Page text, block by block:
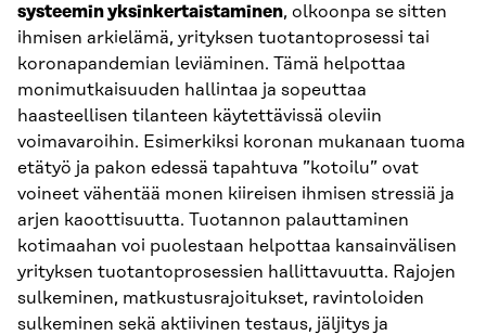
systeemin yksinkertaistaminen, olkoonpa se sitten
ihmisen arkielämä, yrityksen tuotantoprosessi tai
koronapandemian leviäminen. Tämä helpottaa
monimutkaisuuden hallintaa ja sopeuttaa
haasteellisen tilanteen käytettävissä oleviin
voimavaroihin. Esimerkiksi koronan mukanaan tuoma
etätyö ja pakon edessä tapahtuva ”kotoilu” ovat
voineet vähentää monen kiireisen ihmisen stressiä ja
arjen kaoottisuutta. Tuotannon palauttaminen
kotimaahan voi puolestaan helpottaa kansainvälisen
yrityksen tuotantoprosessien hallittavuutta. Rajojen
sulkeminen, matkustusrajoitukset, ravintoloiden
sulkeminen sekä aktiivinen testaus, jäljitys ja